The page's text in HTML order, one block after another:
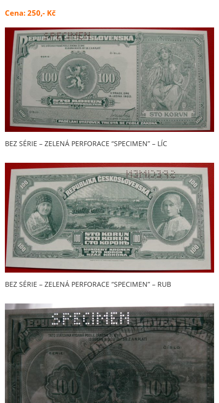
Cena: 250,- Kč
BEZ SÉRIE – ZELENÁ PERFORACE “SPECIMEN” – LÍC
BEZ SÉRIE – ZELENÁ PERFORACE “SPECIMEN” – RUB